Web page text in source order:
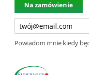
Na zamówienie
Powiadom mnie kiedy